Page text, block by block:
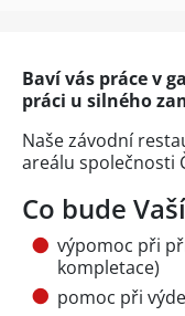
Baví vás práce v
práci u silného
Naše závodní
areálu společnosti
Co bude
výpomoc při
kompletace)
pomoc při